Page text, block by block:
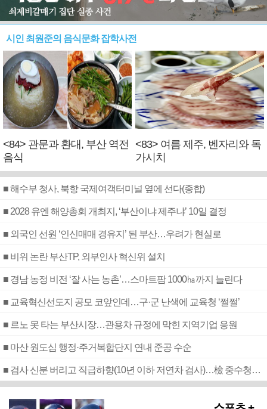
시인 최원준의 음식문화 잡학사전
<84> 관문과 환대, 부산 역전
음식
<83> 여름 제주, 벤자리와 독
가시치
■ 해수부 청사, 북항 국제여객터미널 옆에 선다(종합)
■ 2028 유엔 해양총회 개최지, ‘부산이냐 제주냐’ 10일 결정
■ 외국인 선원 ‘인신매매 경유지’ 된 부산…우려가 현실로
■ 비위 논란 부산TP, 외부인사 혁신위 설치
■ 경남 농정 비전 ‘잘 사는 농촌’…스마트팜 1000㏊까지 늘린다
■ 교육혁신선도지 공모 코앞인데…구·군 난색에 교육청 ‘쩔쩔’
■ 르노 못 타는 부산시장…관용차 규정에 막힌 지역기업 응원
■ 마산 원도심 행정·주거복합단지 연내 준공 수순
■ 검사 신분 버리고 직급하향(10년 이하 저연차 검사)…檢 중수청행 기피